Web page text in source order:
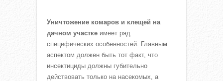
Уничтожение комаров и клещей на
дачном участке имеет ряд
специфических особенностей. Главным
аспектом должен быть тот факт, что
инсектициды должны губительно
действовать только на насекомых, а